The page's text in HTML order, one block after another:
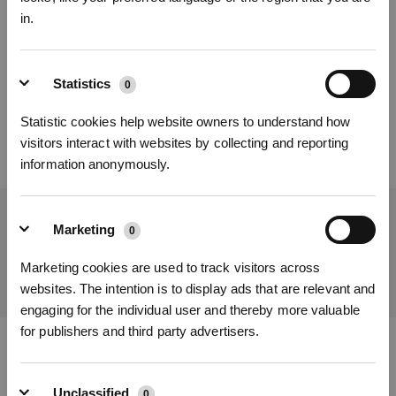
in.
Statistics 0
Statistic cookies help website owners to understand how
visitors interact with websites by collecting and reporting
information anonymously.
Marketing 0
Marketing cookies are used to track visitors across
websites. The intention is to display ads that are relevant and
engaging for the individual user and thereby more valuable
for publishers and third party advertisers.
Unclassified
Obtenez les dernières nouvelles d'ECOVACS
Télécharger l'application ECOVACS
Inscrivez-vous et recevez
€ sur leur première commande lorsque le paiement dépasse 1000 €.